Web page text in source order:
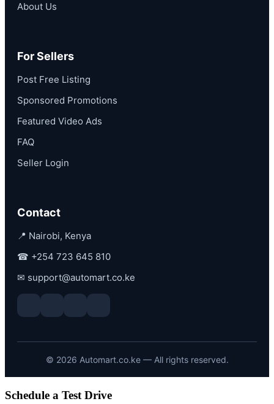
About Us
For Sellers
Post Free Listing
Sponsored Promotions
Featured Video Ads
FAQ
Seller Login
Contact
📍 Nairobi, Kenya
☎ +254 723 645 810
✉ support@automart.co.ke
© 2026 Automart.co.ke — All rights reserved.
Schedule a Test Drive